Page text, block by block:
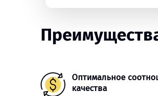
Оптимальное
качества